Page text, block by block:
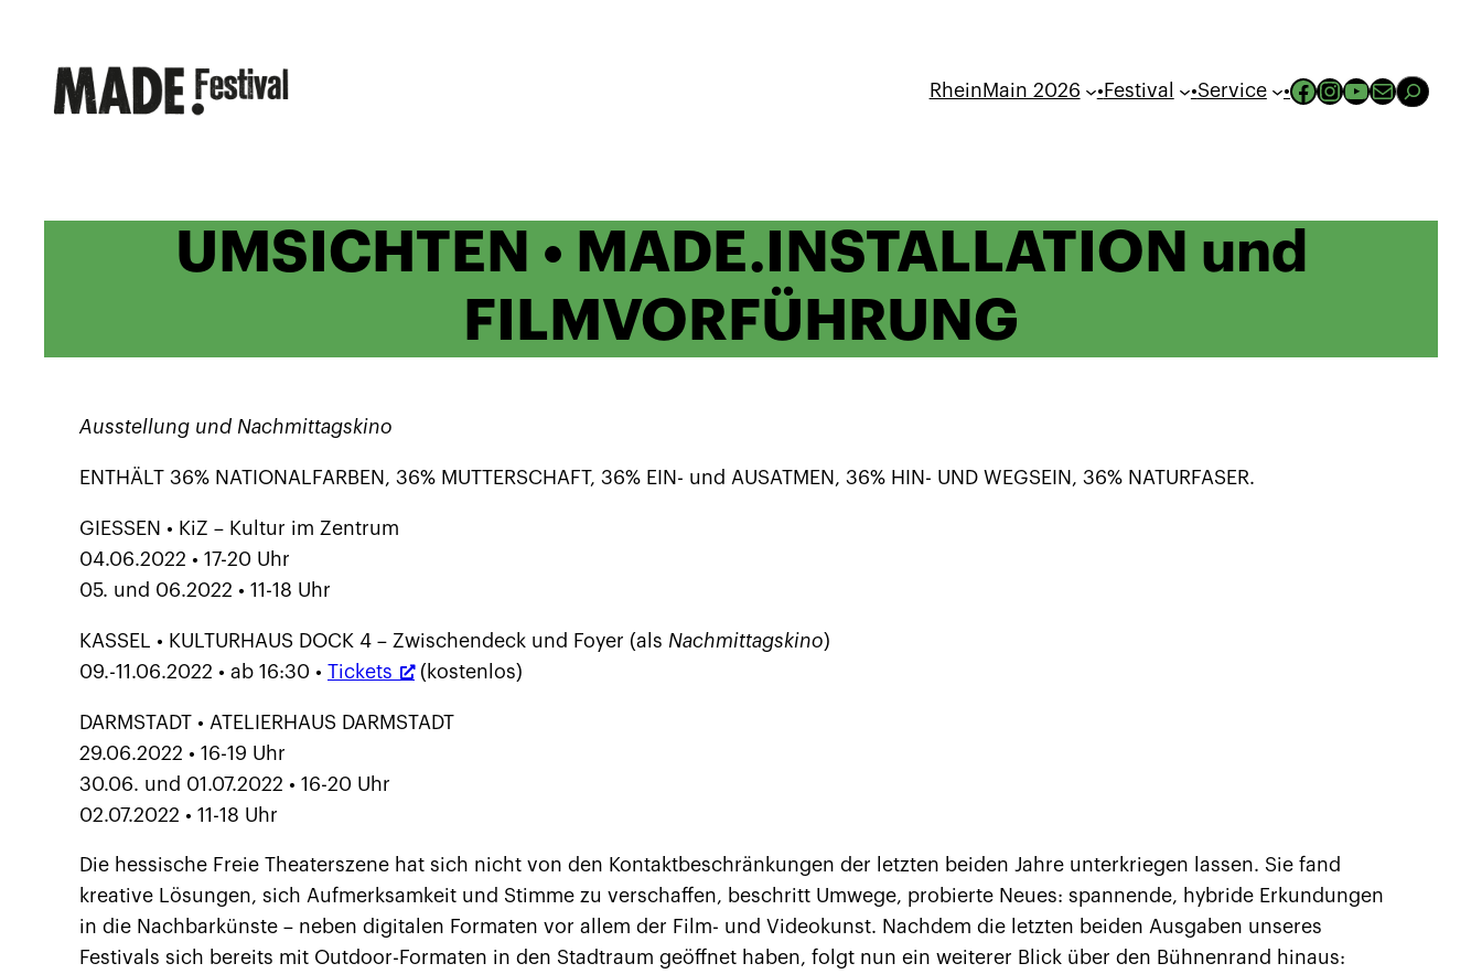
springen
RheinMain 2026 • Festival •Service •Facebook
Instagram
YouTube
Mail
Suchen
UMSICHTEN • MADE.INSTALLATION und
FILMVORFÜHRUNG
Ausstellung und Nachmittagskino
ENTHÄLT 36% NATIONALFARBEN, 36% MUTTERSCHAFT, 36% EIN- und AUSATMEN, 36% HIN- UND WEGSEIN, 36% NATURFASER.
GIESSEN • KiZ – Kultur im Zentrum
04.06.2022 • 17-20 Uhr
05. und 06.2022 • 11-18 Uhr
KASSEL • KULTURHAUS DOCK 4 – Zwischendeck und Foyer (als Nachmittagskino)
09.-11.06.2022 • ab 16:30 •
Tickets (kostenlos)
DARMSTADT • ATELIERHAUS DARMSTADT
29.06.2022 • 16-19 Uhr
30.06. und 01.07.2022 • 16-20 Uhr
02.07.2022 • 11-18 Uhr
Die hessische Freie Theaterszene hat sich nicht von den Kontaktbeschränkungen der letzten beiden Jahre unterkriegen lassen. Sie fand
kreative Lösungen, sich Aufmerksamkeit und Stimme zu verschaffen, beschritt Umwege, probierte Neues: spannende, hybride Erkundungen
in die Nachbarkünste – neben digitalen Formaten vor allem der Film- und Videokunst. Nachdem die letzten beiden Ausgaben unseres
Festivals sich bereits mit Outdoor-Formaten in den Stadtraum geöffnet haben, folgt nun ein weiterer Blick über den Bühnenrand hinaus: